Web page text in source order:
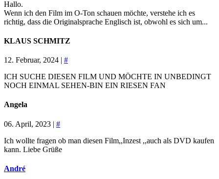
Hallo.
Wenn ich den Film im O-Ton schauen möchte, verstehe ich es
richtig, dass die Originalsprache Englisch ist, obwohl es sich um...
KLAUS SCHMITZ
12. Februar, 2024 | #
ICH SUCHE DIESEN FILM UND MÖCHTE IN UNBEDINGT
NOCH EINMAL SEHEN-BIN EIN RIESEN FAN
Angela
06. April, 2023 | #
Ich wollte fragen ob man diesen Film,,Inzest ,,auch als DVD kaufen
kann. Liebe Grüße
André